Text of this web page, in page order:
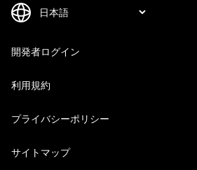
開発者ログイン
利用規約
プライバシーポリシー
サイトマップ